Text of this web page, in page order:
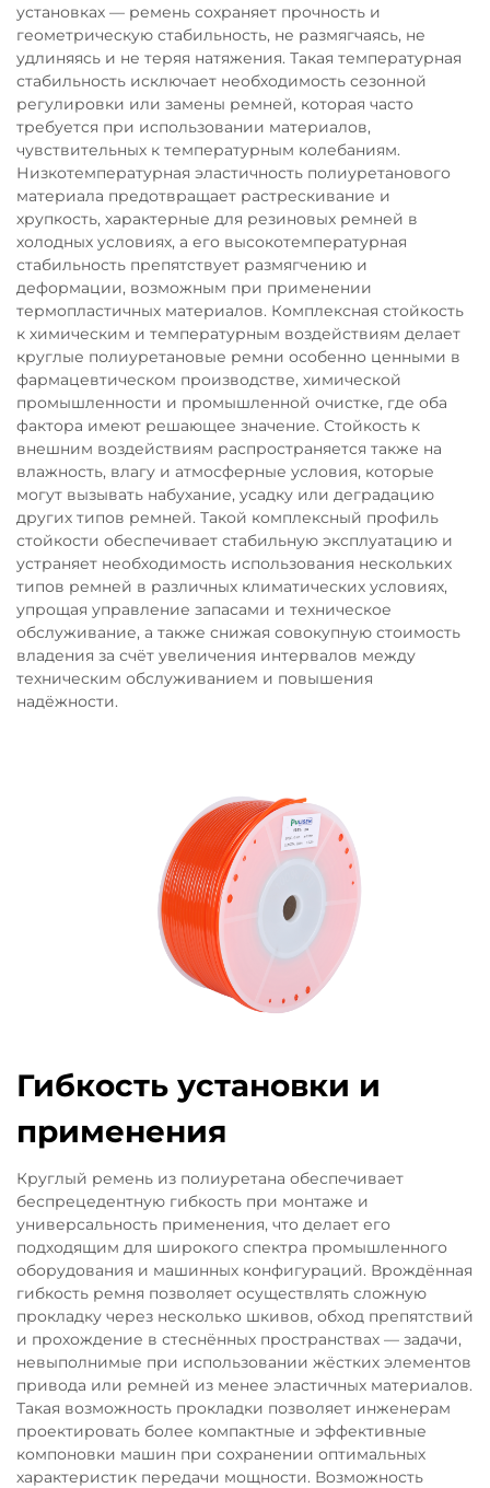
установках — ремень сохраняет прочность и
геометрическую стабильность, не размягчаясь, не
удлиняясь и не теряя натяжения. Такая температурная
стабильность исключает необходимость сезонной
регулировки или замены ремней, которая часто
требуется при использовании материалов,
чувствительных к температурным колебаниям.
Низкотемпературная эластичность полиуретанового
материала предотвращает растрескивание и
хрупкость, характерные для резиновых ремней в
холодных условиях, а его высокотемпературная
стабильность препятствует размягчению и
деформации, возможным при применении
термопластичных материалов. Комплексная стойкость
к химическим и температурным воздействиям делает
круглые полиуретановые ремни особенно ценными в
фармацевтическом производстве, химической
промышленности и промышленной очистке, где оба
фактора имеют решающее значение. Стойкость к
внешним воздействиям распространяется также на
влажность, влагу и атмосферные условия, которые
могут вызывать набухание, усадку или деградацию
других типов ремней. Такой комплексный профиль
стойкости обеспечивает стабильную эксплуатацию и
устраняет необходимость использования нескольких
типов ремней в различных климатических условиях,
упрощая управление запасами и техническое
обслуживание, а также снижая совокупную стоимость
владения за счёт увеличения интервалов между
техническим обслуживанием и повышения
надёжности.
Гибкость установки и
применения
Круглый ремень из полиуретана обеспечивает
беспрецедентную гибкость при монтаже и
универсальность применения, что делает его
подходящим для широкого спектра промышленного
оборудования и машинных конфигураций. Врождённая
гибкость ремня позволяет осуществлять сложную
прокладку через несколько шкивов, обход препятствий
и прохождение в стеснённых пространствах — задачи,
невыполнимые при использовании жёстких элементов
привода или ремней из менее эластичных материалов.
Такая возможность прокладки позволяет инженерам
проектировать более компактные и эффективные
компоновки машин при сохранении оптимальных
характеристик передачи мощности. Возможность